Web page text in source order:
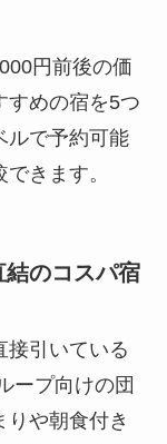
円前後の価
すめの宿を5つ
ルで予約可能
きます。
のコスパ宿
接引いている
ープ向けの団
や朝食付き